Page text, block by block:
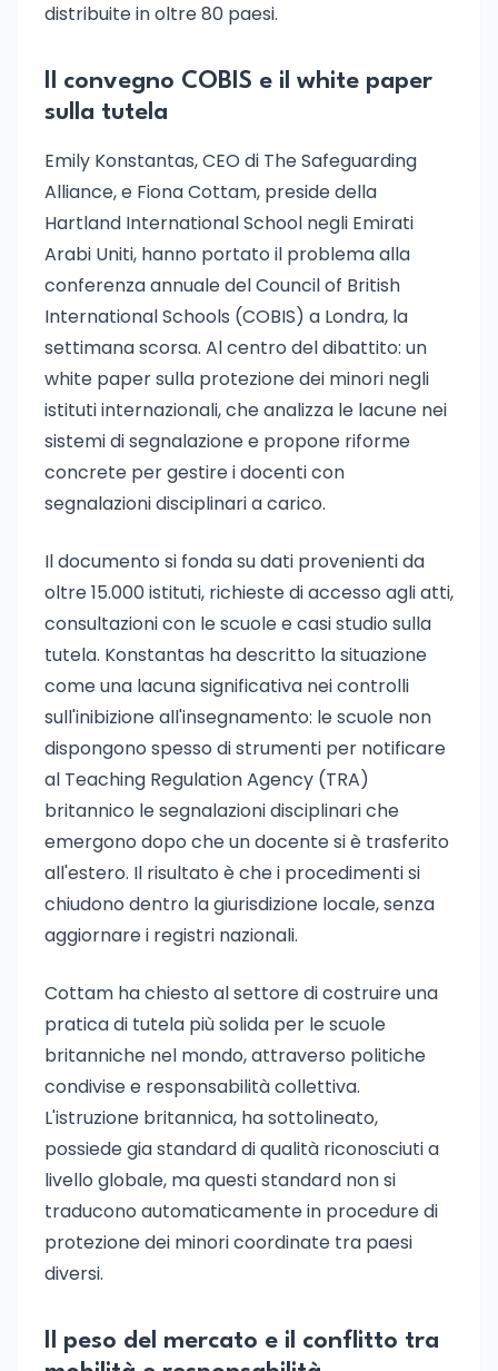
distribuite in oltre 80 paesi.
Il convegno COBIS e il white paper
sulla tutela
Emily Konstantas, CEO di The Safeguarding
Alliance, e Fiona Cottam, preside della
Hartland International School negli Emirati
Arabi Uniti, hanno portato il problema alla
conferenza annuale del Council of British
International Schools (COBIS) a Londra, la
settimana scorsa. Al centro del dibattito: un
white paper sulla protezione dei minori negli
istituti internazionali, che analizza le lacune nei
sistemi di segnalazione e propone riforme
concrete per gestire i docenti con
segnalazioni disciplinari a carico.
Il documento si fonda su dati provenienti da
oltre 15.000 istituti, richieste di accesso agli atti,
consultazioni con le scuole e casi studio sulla
tutela. Konstantas ha descritto la situazione
come una lacuna significativa nei controlli
sull'inibizione all'insegnamento: le scuole non
dispongono spesso di strumenti per notificare
al Teaching Regulation Agency (TRA)
britannico le segnalazioni disciplinari che
emergono dopo che un docente si è trasferito
all'estero. Il risultato è che i procedimenti si
chiudono dentro la giurisdizione locale, senza
aggiornare i registri nazionali.
Cottam ha chiesto al settore di costruire una
pratica di tutela più solida per le scuole
britanniche nel mondo, attraverso politiche
condivise e responsabilità collettiva.
L'istruzione britannica, ha sottolineato,
possiede gia standard di qualità riconosciuti a
livello globale, ma questi standard non si
traducono automaticamente in procedure di
protezione dei minori coordinate tra paesi
diversi.
Il peso del mercato e il conflitto tra